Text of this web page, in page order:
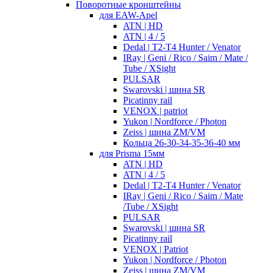
Поворотные кронштейны
для EAW-Apel
ATN | HD
ATN | 4 / 5
Dedal | T2-T4 Hunter / Venator
IRay | Geni / Rico / Saim / Mate /
Tube / XSight
PULSAR
Swarovski | шина SR
Picatinny rail
VENOX | patriot
Yukon | Nordforce / Photon
Zeiss | шина ZM/VM
Кольца 26-30-34-35-36-40 мм
для Prisma 15мм
ATN | HD
ATN | 4 / 5
Dedal | T2-T4 Hunter / Venator
IRay | Geni / Rico / Saim / Mate
/Tube / XSight
PULSAR
Swarovski | шина SR
Picatinny rail
VENOX | Patriot
Yukon | Nordforce / Photon
Zeiss | шина ZM/VM